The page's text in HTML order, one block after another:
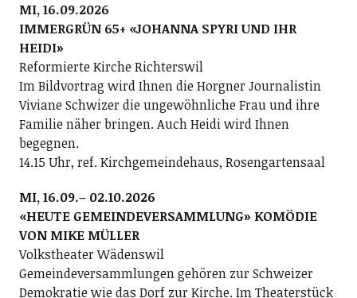
MI, 16.09.2026
IMMERGRÜN 65+ «JOHANNA SPYRI UND IHR
HEIDI»
Reformierte Kirche Richterswil
Im Bildvortrag wird Ihnen die Horgner Journalistin
Viviane Schwizer die ungewöhnliche Frau und ihre
Familie näher bringen. Auch Heidi wird Ihnen
begegnen.
14.15 Uhr, ref. Kirchgemeindehaus, Rosengartensaal
MI, 16.09.– 02.10.2026
«HEUTE GEMEINDEVERSAMMLUNG» KOMÖDIE
VON MIKE MÜLLER
Volkstheater Wädenswil
Gemeindeversammlungen gehören zur Schweizer
Demokratie wie das Dorf zur Kirche. Im Theaterstück